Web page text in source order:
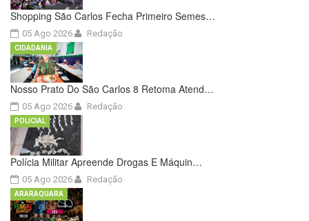
Shopping São Carlos Fecha Primeiro Semes…
05 Ago 2026 Redação
Nosso Prato Do São Carlos 8 Retoma Atend…
05 Ago 2026
CIDADANIA
Redação
Polícia Militar Apreende Drogas E Máquin…
05 Ago 2026
POLICIAL
Redação
ARARAQUARA